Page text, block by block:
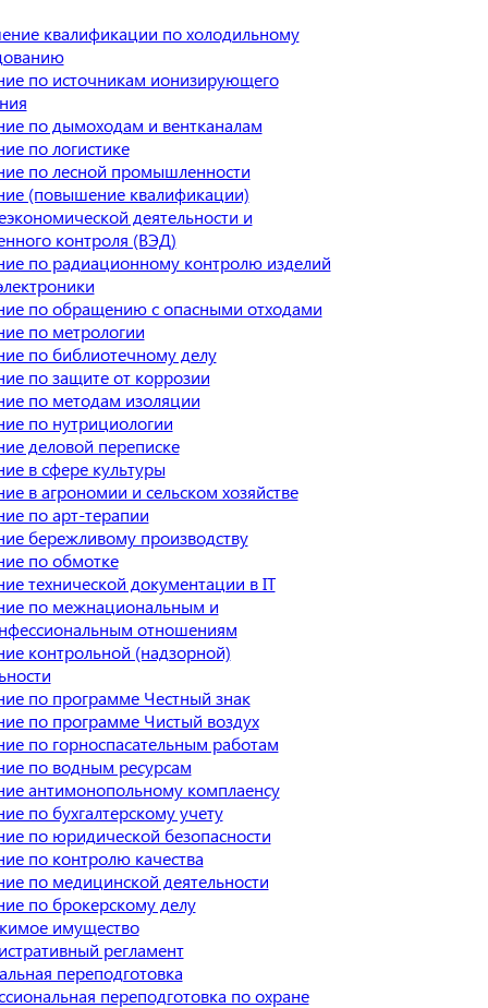
квалификации по холодильному
по источникам ионизирующего
по дымоходам и вентканалам
по логистике
по лесной промышленности
(повышение квалификации)
деятельности и
контроля (ВЭД)
по радиационному контролю изделий
по обращению с опасными отходами
по метрологии
по библиотечному делу
по защите от коррозии
по методам изоляции
по нутрициологии
деловой переписке
в сфере культуры
в агрономии и сельском хозяйстве
по арт-терапии
бережливому производству
по обмотке
технической документации в IT
по межнациональным и
отношениям
контрольной (надзорной)
по программе Честный знак
по программе Чистый воздух
по горноспасательным работам
по водным ресурсам
антимонопольному комплаенсу
по бухгалтерскому учету
по юридической безопасности
по контролю качества
по медицинской деятельности
по брокерскому делу
имущество
регламент
переподготовка
переподготовка по охране